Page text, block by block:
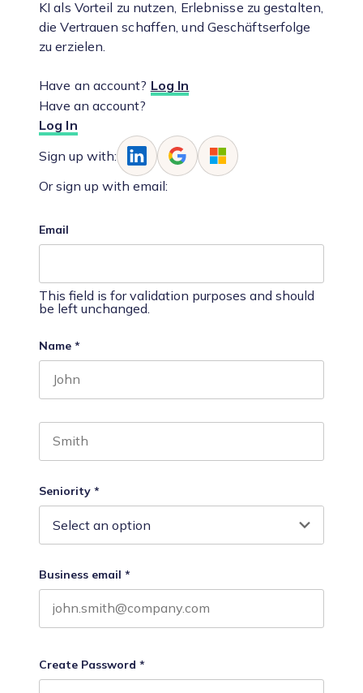
KI als Vorteil zu nutzen, Erlebnisse zu gestalten,
die Vertrauen schaffen, und Geschäftserfolge
zu erzielen.
Have an account? Log In
Have an account?
Log In
Sign up with:
Or sign up with email:
Email
This field is for validation purposes and should
be left unchanged.
Name *
Seniority *
Business email *
Create Password *